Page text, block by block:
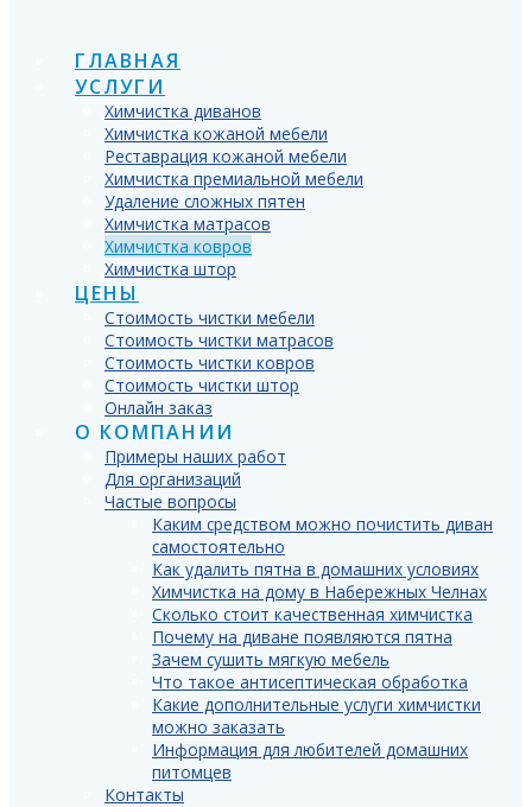
ГЛАВНАЯ
УСЛУГИ
Химчистка диванов
Химчистка кожаной мебели
Реставрация кожаной мебели
Химчистка премиальной мебели
Удаление сложных пятен
Химчистка матрасов
Химчистка ковров
Химчистка штор
ЦЕНЫ
Стоимость чистки мебели
Стоимость чистки матрасов
Стоимость чистки ковров
Стоимость чистки штор
Онлайн заказ
О КОМПАНИИ
Примеры наших работ
Для организаций
Частые вопросы
Каким средством можно почистить диван
самостоятельно
Как удалить пятна в домашних условиях
Химчистка на дому в Набережных Челнах
Сколько стоит качественная химчистка
Почему на диване появляются пятна
Зачем сушить мягкую мебель
Что такое антисептическая обработка
Какие дополнительные услуги химчистки
можно заказать
Информация для любителей домашних
питомцев
Контакты